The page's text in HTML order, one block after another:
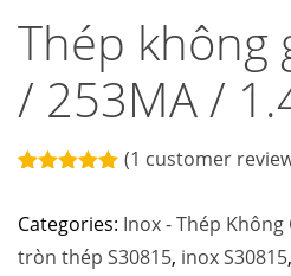
Thép không
/ 253MA /
based on
rating
(1 customer
Categories: Inox - Thép Không
tròn thép S30815, inox S30815,